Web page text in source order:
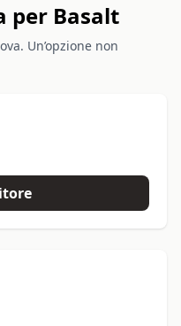
per Basalt
Un’opzione non